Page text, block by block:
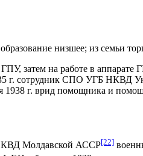
низшее; из семьи
затем на работе в
г. сотрудник СПО УГБ НКВД
г. врид помощника и
НКВД Молдавской АССР[22]